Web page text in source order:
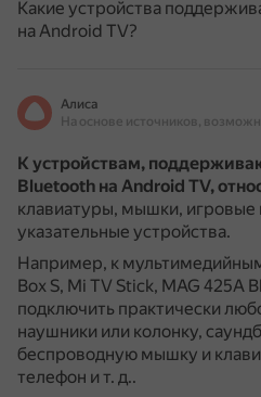
Какие устройства
на Android TV?
Алиса
К устройствам,
Bluetooth на Android TV,
клавиатуры, мышки, игровые
указательные устройства.
Например, к
Box S, Mi TV Stick, MAG 425A
подключить практически
наушники или колонку,
беспроводную мышку и
телефон и т. д..